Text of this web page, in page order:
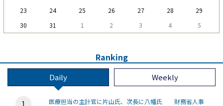
23
24 25 26 27 28
29
30
31 1 2 3 4 5
Ranking
Daily Weekly
医療担当の主計官に片山氏、次長に八幡氏 財務省人事